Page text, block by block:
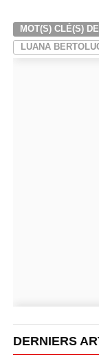
MOT(S) CLÉ(S)
LUANA
DERNIERS